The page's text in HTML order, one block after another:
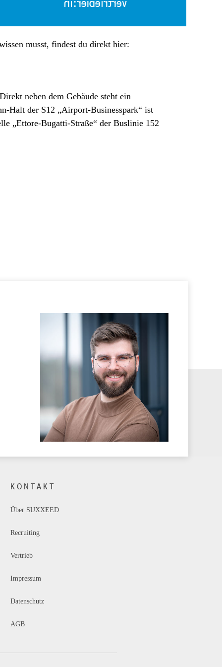
musst, findest du direkt hier:
neben dem Gebäude steht ein
Halt der S12 „Airport-Businesspark“ ist
„Ettore-Bugatti-Straße“ der Buslinie 152
KONTAKT
Über SUXXEED
Recruiting
Vertrieb
Impressum
Datenschutz
AGB